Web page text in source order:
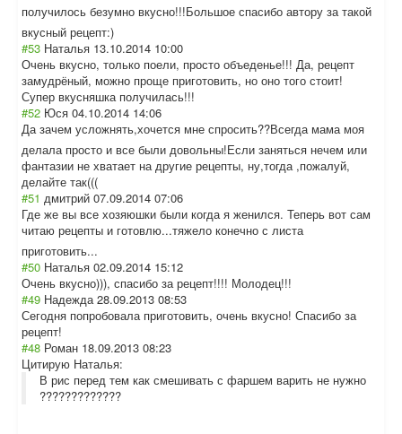
получилось безумно вкусно!!!Большое спасибо автору за такой
вкусный рецепт:)
#53 Наталья 13.10.2014 10:00
Очень вкусно, только поели, просто объеденье!!! Да, рецепт
замудрёный, можно проще приготовить, но оно того стоит!
Супер вкусняшка получилась!!!
#52 Юся 04.10.2014 14:06
Да зачем усложнять,хочется мне спросить??Всегда мама моя
делала просто и все были довольны!Если заняться нечем или
фантазии не хватает на другие рецепты, ну,тогда ,пожалуй,
делайте так(((
#51 дмитрий 07.09.2014 07:06
Где же вы все хозяюшки были когда я женился. Теперь вот сам
читаю рецепты и готовлю...тяжело конечно с листа
приготовить...
#50 Наталья 02.09.2014 15:12
Очень вкусно))), спасибо за рецепт!!!! Молодец!!!
#49 Надежда 28.09.2013 08:53
Сегодня попробовала приготовить, очень вкусно! Спасибо за
рецепт!
#48 Роман 18.09.2013 08:23
Цитирую Наталья:
В рис перед тем как смешивать с фаршем варить не нужно
?????????????